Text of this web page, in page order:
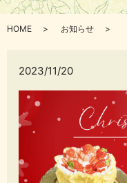
HOME お知らせ
2023/11/20